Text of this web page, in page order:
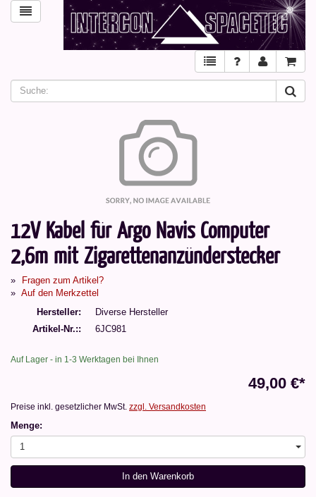
12V Kabel für Argo Navis Computer
2,6m mit Zigarettenanzünderstecker
Fragen zum Artikel?
Auf den Merkzettel
Hersteller
Diverse Hersteller
Artikel-Nr.:
6JC981
Auf Lager - in 1-3 Werktagen bei Ihnen
49,00 €*
Preise inkl. gesetzlicher MwSt. zzgl. Versandkosten
Menge:
1
In den Warenkorb